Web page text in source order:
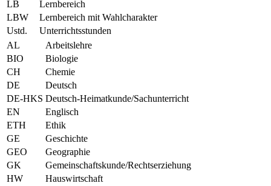
LB
Lernbereich
LBW
Lernbereich mit Wahlcharakter
Ustd.
Unterrichtsstunden
AL
Arbeitslehre
BIO
Biologie
CH
Chemie
DE
Deutsch
DE-HKS Deutsch-Heimatkunde/Sachunterricht
EN
Englisch
ETH
Ethik
GE
Geschichte
GEO
Geographie
GK
Gemeinschaftskunde/Rechtserziehung
HW
Hauswirtschaft